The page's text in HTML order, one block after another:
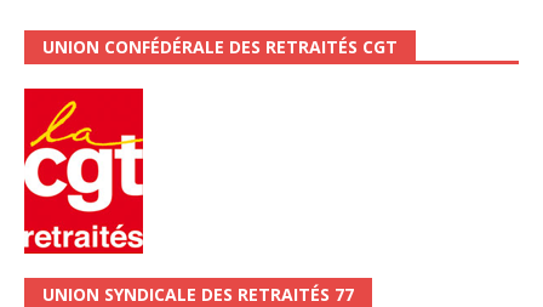
UNION CONFÉDÉRALE DES RETRAITÉS CGT
UNION SYNDICALE DES RETRAITÉS 77